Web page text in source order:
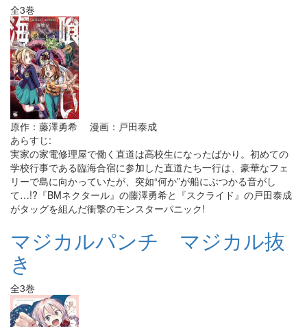
全3巻
原作：藤澤勇希 漫画：戸田泰成
あらすじ:
実家の家電修理屋で働く直道は高校生になったばかり。初めての
学校行事である臨海合宿に参加した直道たち一行は、豪華なフェ
リーで島に向かっていたが、突如“何か”が船にぶつかる音がし
て…!?『BMネクタール』の藤澤勇希と『スクライド』の戸田泰成
がタッグを組んだ衝撃のモンスターパニック!
マジカルパンチ マジカル抜
き
全3巻